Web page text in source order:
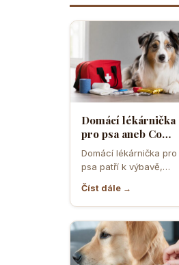
Domácí lékárnička
pro psa aneb Co
musíte mít po ruce
pro případ nouze
Domácí lékárnička pro
psa patří k výbavě,
rozhodující chvíli
ušetřit čas,…
Číst dále →